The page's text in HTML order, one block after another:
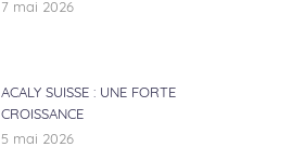
7 mai 2026
ACALY SUISSE : UNE FORTE
CROISSANCE
5 mai 2026